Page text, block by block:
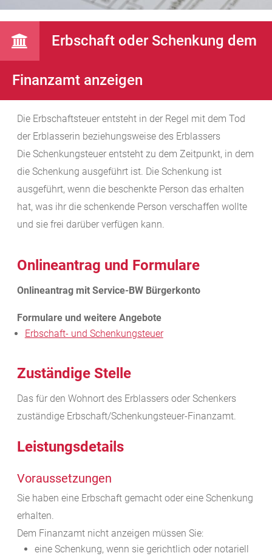
Erbschaft oder Schenkung dem
Finanzamt anzeigen
Die Erbschaftsteuer entsteht in der Regel mit dem Tod
der Erblasserin beziehungsweise des Erblassers
Die Schenkungsteuer entsteht zu dem Zeitpunkt, in dem
die Schenkung ausgeführt ist. Die Schenkung ist
ausgeführt, wenn die beschenkte Person das erhalten
hat, was ihr die schenkende Person verschaffen wollte
und sie frei darüber verfügen kann.
Onlineantrag und Formulare
Erbschaft- und Schenkungsteuer
Zuständige Stelle
Das für den Wohnort des Erblassers oder Schenkers
zuständige Erbschaft/Schenkungsteuer-Finanzamt.
Leistungsdetails
Voraussetzungen
Sie haben eine Erbschaft gemacht oder eine Schenkung
erhalten.
Dem Finanzamt nicht anzeigen müssen Sie:
eine Schenkung, wenn sie gerichtlich oder notariell